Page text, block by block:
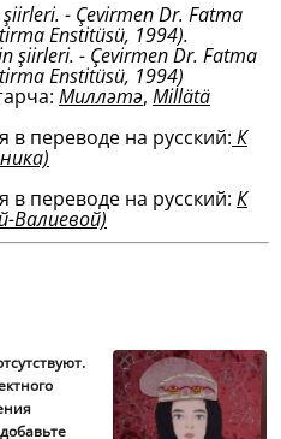
- Çevirmen Dr. Fatma
Enstitüsü, 1994).
şiirleri. - Çevirmen Dr. Fatma
Enstitüsü, 1994)
Милләтә, Millätä
в переводе на русский: К
в переводе на русский: К
Валиевой)